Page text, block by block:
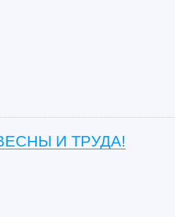
И ТРУДА!